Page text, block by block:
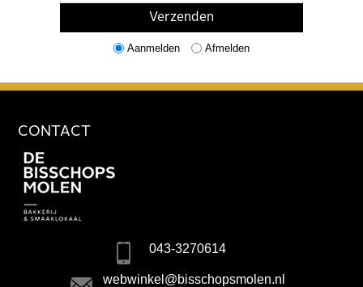
Aanmelden Afmelden
CONTACT
043-3270614
webwinkel@bisschopsmolen.nl